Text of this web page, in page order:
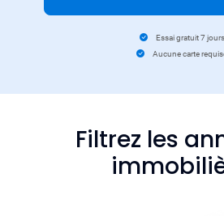
Essai gratuit 7 jours
Aucune carte
Filtrez les